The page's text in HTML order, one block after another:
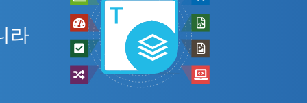
라